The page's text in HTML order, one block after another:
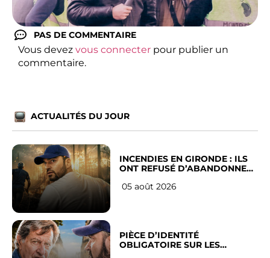
PAS DE COMMENTAIRE
Vous devez vous connecter pour publier un
commentaire.
ACTUALITÉS DU JOUR
INCENDIES EN GIRONDE : ILS
ONT REFUSÉ D’ABANDONNER
05 août 2026
PIÈCE D’IDENTITÉ
OBLIGATOIRE SUR LES